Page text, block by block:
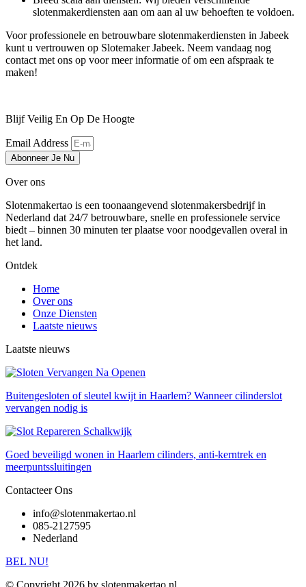
slotenmakerdiensten aan om aan al uw behoeften te voldoen.
Voor professionele en betrouwbare slotenmakerdiensten in Jabeek
kunt u vertrouwen op Slotemaker Jabeek. Neem vandaag nog
contact met ons op voor meer informatie of om een afspraak te
maken!
Blijf Veilig En Op De Hoogte
Email Address
Abonneer Je Nu
Over ons
Slotenmakertao is een toonaangevend slotenmakersbedrijf in
Nederland dat 24/7 betrouwbare, snelle en professionele service
biedt – binnen 30 minuten ter plaatse voor noodgevallen overal in
het land.
Ontdek
Home
Over ons
Onze Diensten
Laatste nieuws
Laatste nieuws
Buitengesloten of sleutel kwijt in Haarlem? Wanneer cilinderslot
vervangen nodig is
Goed beveiligd wonen in Haarlem cilinders, anti-kerntrek en
meerpuntssluitingen
Contacteer Ons
info@slotenmakertao.nl
085-2127595
Nederland
BEL NU!
© Copyright 2026 by slotenmakertao.nl